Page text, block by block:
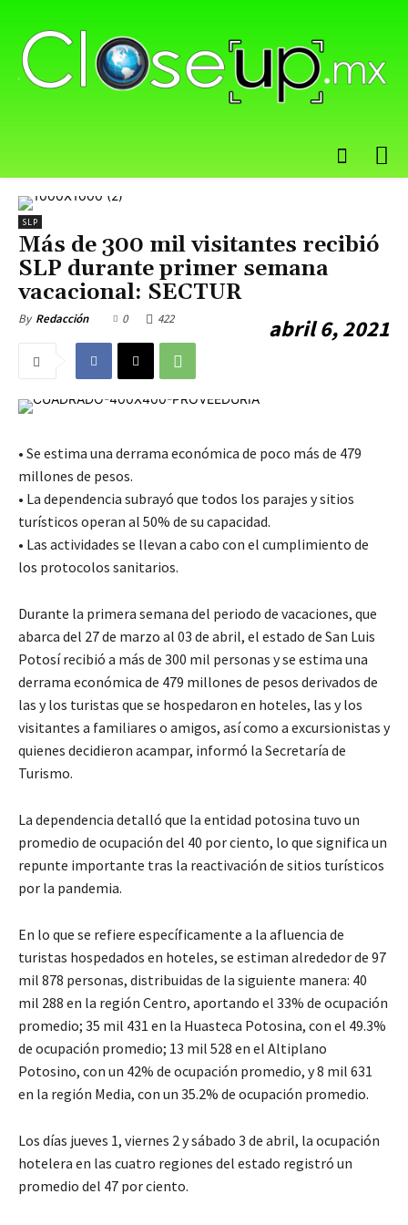
SLP
Más de 300 mil visitantes recibió
SLP durante primer semana
vacacional: SECTUR
By Redacción abril 6, 2021
0 422
• Se estima una derrama económica de poco más de 479
millones de pesos.
• La dependencia subrayó que todos los parajes y sitios
turísticos operan al 50% de su capacidad.
• Las actividades se llevan a cabo con el cumplimiento de
los protocolos sanitarios.
Durante la primera semana del periodo de vacaciones, que
abarca del 27 de marzo al 03 de abril, el estado de San Luis
Potosí recibió a más de 300 mil personas y se estima una
derrama económica de 479 millones de pesos derivados de
las y los turistas que se hospedaron en hoteles, las y los
visitantes a familiares o amigos, así como a excursionistas y
quienes decidieron acampar, informó la Secretaría de
Turismo.
La dependencia detalló que la entidad potosina tuvo un
promedio de ocupación del 40 por ciento, lo que significa un
repunte importante tras la reactivación de sitios turísticos
por la pandemia.
En lo que se refiere específicamente a la afluencia de
turistas hospedados en hoteles, se estiman alrededor de 97
mil 878 personas, distribuidas de la siguiente manera: 40
mil 288 en la región Centro, aportando el 33% de ocupación
promedio; 35 mil 431 en la Huasteca Potosina, con el 49.3%
de ocupación promedio; 13 mil 528 en el Altiplano
Potosino, con un 42% de ocupación promedio, y 8 mil 631
en la región Media, con un 35.2% de ocupación promedio.
Los días jueves 1, viernes 2 y sábado 3 de abril, la ocupación
hotelera en las cuatro regiones del estado registró un
promedio del 47 por ciento.